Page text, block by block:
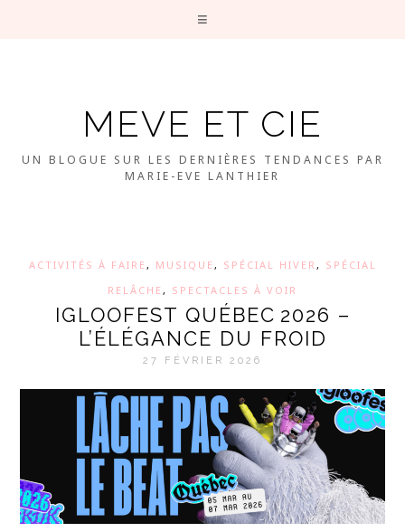
MEVE ET CIE
UN BLOGUE SUR LES DERNIÈRES TENDANCES PAR
MARIE-EVE LANTHIER
ACTIVITÉS À FAIRE, MUSIQUE, SPÉCIAL HIVER , SPÉCIAL
RELÂCHE, SPECTACLES À VOIR
IGLOOFEST QUÉBEC 2026 –
L’ÉLÉGANCE DU FROID
27 FÉVRIER 2026